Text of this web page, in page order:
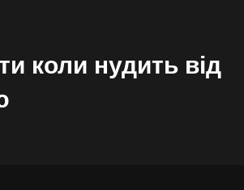
коли нудить від